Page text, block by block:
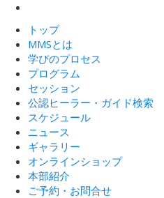
トップ
MMSとは
学びのプロセス
プログラム
セッション
公認ヒーラー・ガイド検索
スケジュール
ニュース
ギャラリー
オンラインショップ
本部紹介
ご予約・お問合せ